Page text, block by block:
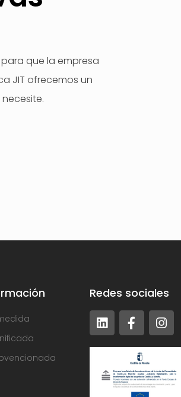
que la empresa
JIT ofrecemos un
Redes sociales